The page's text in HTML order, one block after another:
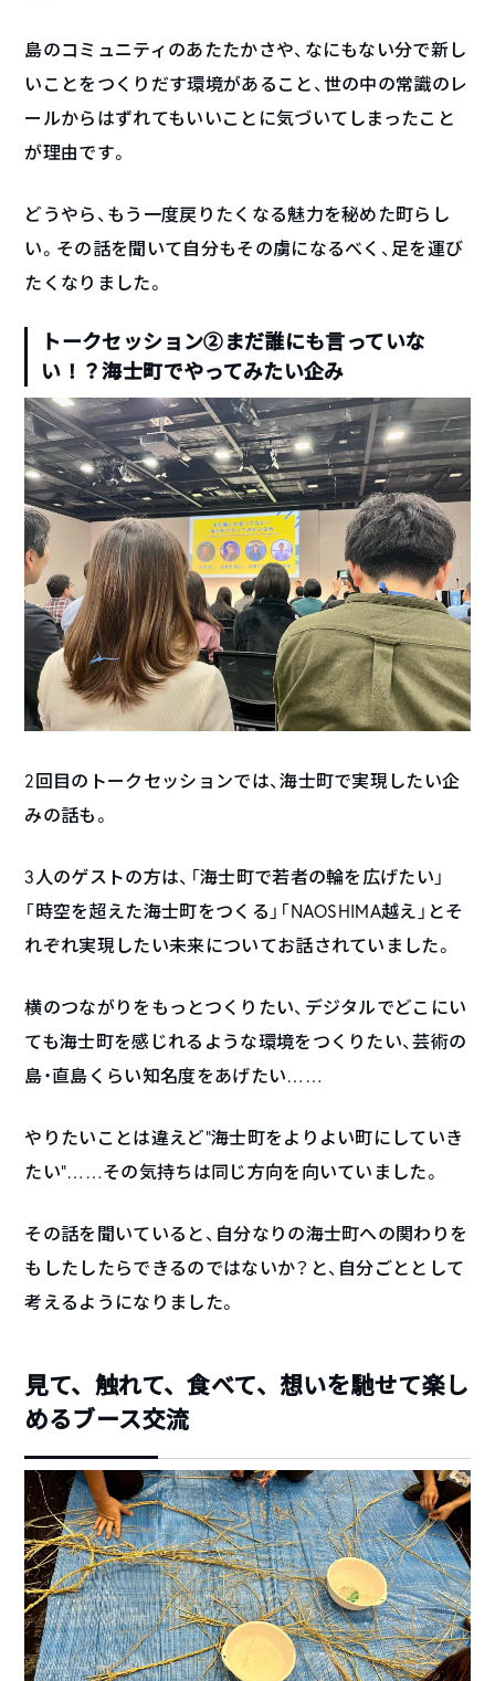
島のコミュニティのあたたかさや、なにもない分で新し
いことをつくりだす環境があること、世の中の常識のレ
ールからはずれてもいいことに気づいてしまったこと
が理由です。
どうやら、もう一度戻りたくなる魅力を秘めた町らし
い。その話を聞いて自分もその虜になるべく、足を運び
たくなりました。
トークセッション②まだ誰にも言っていな
い！？海士町でやってみたい企み
2回目のトークセッションでは、海士町で実現したい企
みの話も。
3人のゲストの方は、「海士町で若者の輪を広げたい」
「時空を超えた海士町をつくる」「NAOSHIMA越え」とそ
れぞれ実現したい未来についてお話されていました。
横のつながりをもっとつくりたい、デジタルでどこにい
ても海士町を感じれるような環境をつくりたい、芸術の
島・直島くらい知名度をあげたい……
やりたいことは違えど”海士町をよりよい町にしていき
たい”……その気持ちは同じ方向を向いていました。
その話を聞いていると、自分なりの海士町への関わりを
もしたしたらできるのではないか？と、自分ごととして
考えるようになりました。
見て、触れて、食べて、想いを馳せて楽し
めるブース交流